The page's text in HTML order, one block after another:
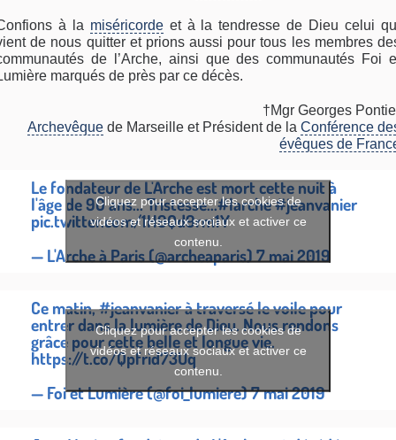
à la miséricordeet à la tendresse de Dieu celui
de nous quitter et prions aussi pour tous les membres
de l’Arche, ainsi que des communautés Foi
marqués de près par ce décès.
†Mgr Georges
Archevêque de Marseille et Président de la Conférence
évêques de
Le fondateur de L'Arche est mort cette nuit à
l'âge de 90 ans... Tristesse...#larche#jeanvanier
pic.twitter.com/1H9Qd9rm1Y
— L'Arche à Paris (@archeaparis)7 mai 2019
Cliquez pour accepter les cookies de
vidéos et réseaux sociaux et activer ce
contenu.
Ce matin,#jeanvanierà traversé le voile pour
entrer dans la lumière de Dieu. Nous rendons
grâce pour cette belle et longue vie.
https://t.co/Qpfrid73Uq
— Foi et Lumière (@foi_lumiere)7 mai 2019
Cliquez pour accepter les cookies de
vidéos et réseaux sociaux et activer ce
contenu.